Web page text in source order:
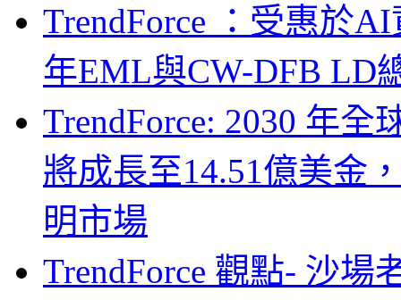
TrendForce ：受惠於
年EML與CW-DFB LD
TrendForce: 2030 年
將成長至14.51億美金
明市場
TrendForce 觀點- 沙場